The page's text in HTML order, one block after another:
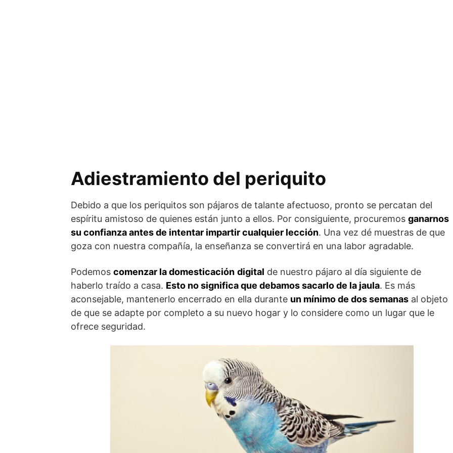
Adiestramiento del periquito
Debido a que los periquitos son pájaros de talante afectuoso, pronto se percatan del
espíritu amistoso de quienes están junto a ellos. Por consiguiente, procuremos ganarnos
su confianza antes de intentar impartir cualquier lección. Una vez dé muestras de que
goza con nuestra compañía, la enseñanza se convertirá en una labor agradable.
Podemos comenzar la domesticación digital de nuestro pájaro al día siguiente de
haberlo traído a casa. Esto no significa que debamos sacarlo de la jaula. Es más
aconsejable, mantenerlo encerrado en ella durante un mínimo de dos semanas al objeto
de que se adapte por completo a su nuevo hogar y lo considere como un lugar que le
ofrece seguridad.